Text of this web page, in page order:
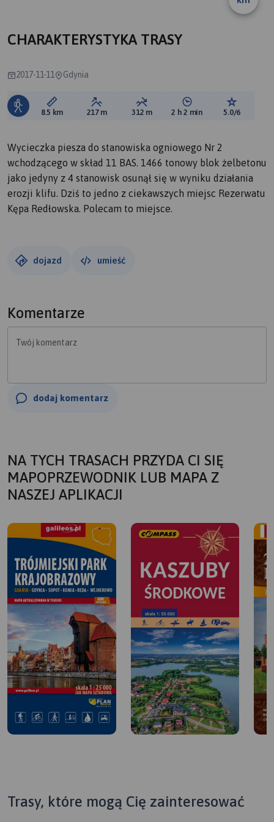
CHARAKTERYSTYKA TRASY
2017-11-11 Gdynia
Długość trasy:
8.5 km Suma przewyższeń:
217 m Suma spadków:
312 m Średni czas potrzebny
2 h 2 min Ocena
5.0/6
Wycieczka piesza do stanowiska ogniowego Nr 2
wchodzącego w skład 11 BAS. 1466 tonowy blok żelbetonu
jako jedyny z 4 stanowisk osunął się w wyniku działania
erozji klifu. Dziś to jedno z ciekawszych miejsc Rezerwatu
Kępa Redłowska. Polecam to miejsce.
dojazd umieść
Komentarze
Twój komentarz
dodaj komentarz
NA TYCH TRASACH PRZYDA CI SIĘ
MAPOPRZEWODNIK LUB MAPA Z
NASZEJ APLIKACJI
Trasy, które mogą Cię zainteresować